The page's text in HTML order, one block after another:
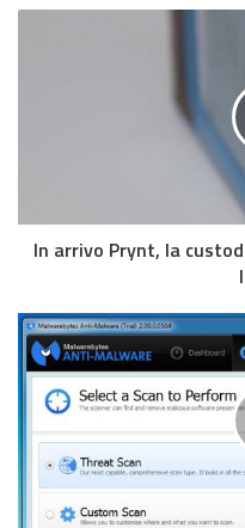
In arrivo Prynt, la